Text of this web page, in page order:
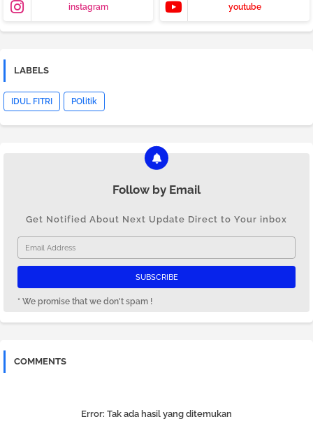
instagram youtube
LABELS
IDUL FITRI POlitik
Follow by Email
Get Notified About Next Update Direct to Your inbox
* We promise that we don't spam !
COMMENTS
Error: Tak ada hasil yang ditemukan